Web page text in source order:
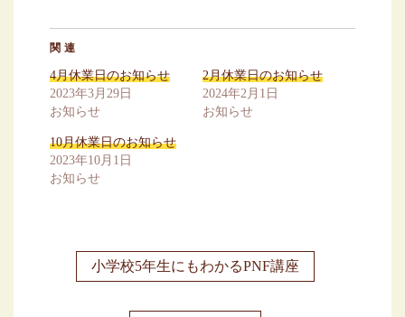
関連
4月休業日のお知らせ
2023年3月29日
お知らせ
2月休業日のお知らせ
2024年2月1日
お知らせ
10月休業日のお知らせ
2023年10月1日
お知らせ
小学校5年生にもわかるPNF講座